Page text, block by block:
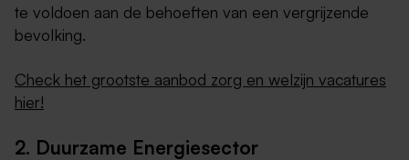
te voldoen aan de behoeften van een vergrijzende
bevolking.
Check het grootste aanbod zorg en welzijn vacatures
hier!
2. Duurzame Energiesector